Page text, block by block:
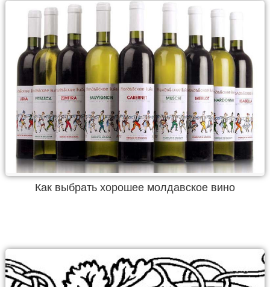
Как выбрать хорошее молдавское вино